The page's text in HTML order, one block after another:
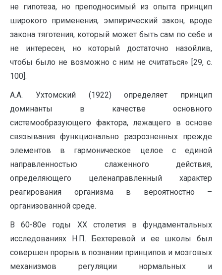
не гипотеза, но преподносимый из опыта принцип
широкого применения, эмпирический закон, вроде
закона тяготения, который может быть сам по себе и
не интересен, но который достаточно назойлив,
чтобы было не возможно с ним не считаться» [29, с.
100].
А.А. Ухтомский (1922) определяет принцип
доминанты в качестве основного
системообразующего фактора, лежащего в основе
связывания функционально разрозненных прежде
элементов в гармоническое целое с единой
направленностью слаженного действия,
определяющего целенаправленный характер
реагирования организма в вероятностно –
организованной среде.
В 60-80е годы ХХ столетия в фундаментальных
исследованиях Н.П. Бехтеревой и ее школы был
совершен прорыв в познании принципов и мозговых
механизмов регуляции нормальных и